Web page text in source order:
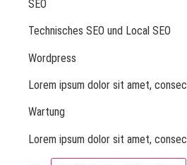
SEO
Technisches SEO und Local SEO
Wordpress
Lorem ipsum dolor sit amet,
Wartung
Lorem ipsum dolor sit amet,